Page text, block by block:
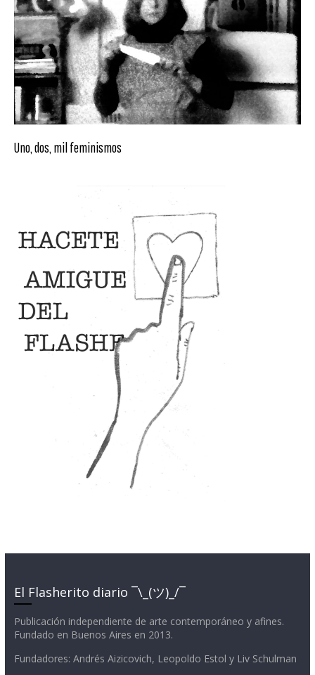
Uno, dos, mil feminismos
El Flasherito diario ¯\_(ツ)_/¯
Publicación independiente de arte contemporáneo y afines.
Fundado en Buenos Aires en 2013.
Fundadores: Andrés Aizicovich, Leopoldo Estol y Liv Schulman